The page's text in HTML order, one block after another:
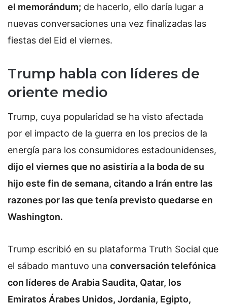
el memorándum; de hacerlo, ello daría lugar a
nuevas conversaciones una vez finalizadas las
fiestas del Eid el viernes.
Trump habla con líderes de
oriente medio
Trump, cuya popularidad se ha visto afectada
por el impacto de la guerra en los precios de la
energía para los consumidores estadounidenses,
dijo el viernes que no asistiría a la boda de su
hijo este fin de semana, citando a Irán entre las
razones por las que tenía previsto quedarse en
Washington.
Trump escribió en su plataforma Truth Social que
el sábado mantuvo una conversación telefónica
con líderes de Arabia Saudita, Qatar, los
Emiratos Árabes Unidos, Jordania, Egipto,